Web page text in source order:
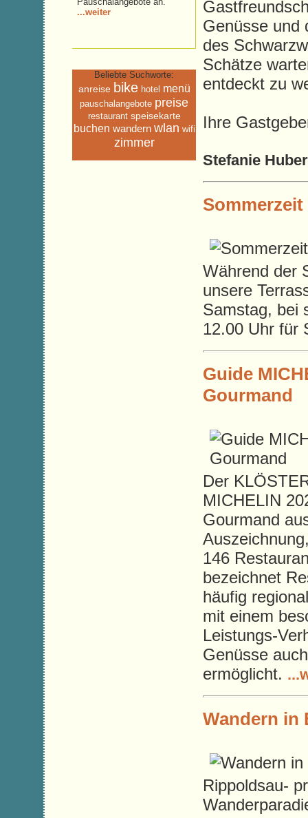
...weiter
Beliebte Suchworte:
anreise bike hotel menü
pauschalangebote preise
restaurant speisekarte
buchen wandern wlan wifi
zimmer
Genüsse und
des
Schätze
entdeckt zu
Ihre
Stefanie
Während der
unsere
Samstag, bei
12.00 Uhr für
Guide
Gourmand
Der
MICHELIN
Gourmand
146
bezeichnet
häufig
mit einem
Leistungs-
Genüsse
ermöglicht.
Wandern in
Rippoldsau-